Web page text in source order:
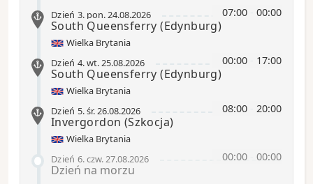
07:00 00:00
Dzień 3. pon.24.08.2026
South Queensferry(Edynburg)
Wielka Brytania
00:00 17:00
Dzień 4.wt.25.08.2026
South Queensferry(Edynburg)
Wielka Brytania
08:00 20:00
Dzień 5.śr.26.08.2026
Invergordon (Szkocja)
Wielka Brytania
00:00 00:00
Dzień 6.czw.27.08.2026
Dzień na morzu